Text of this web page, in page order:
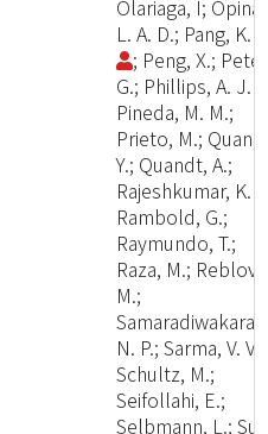
Olariaga, I; Opina,
L. A. D.; Pang, K.
; Peng, X.;
G.; Phillips, A. J.
Pineda, M. M.;
Prieto, M.; Quan,
Y.; Quandt, A.;
Rajeshkumar, K.
Rambold, G.;
Raymundo, T.;
Raza, M.;
M.;
Samaradiwakara,
N. P.; Sarma, V. V.;
Schultz, M.;
Seifollahi, E.;
Selbmann, L.; Su,